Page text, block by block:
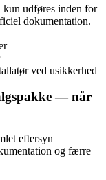
kun udføres inden for
dokumentation.
ved usikkerhed
— når
eftersyn
og færre